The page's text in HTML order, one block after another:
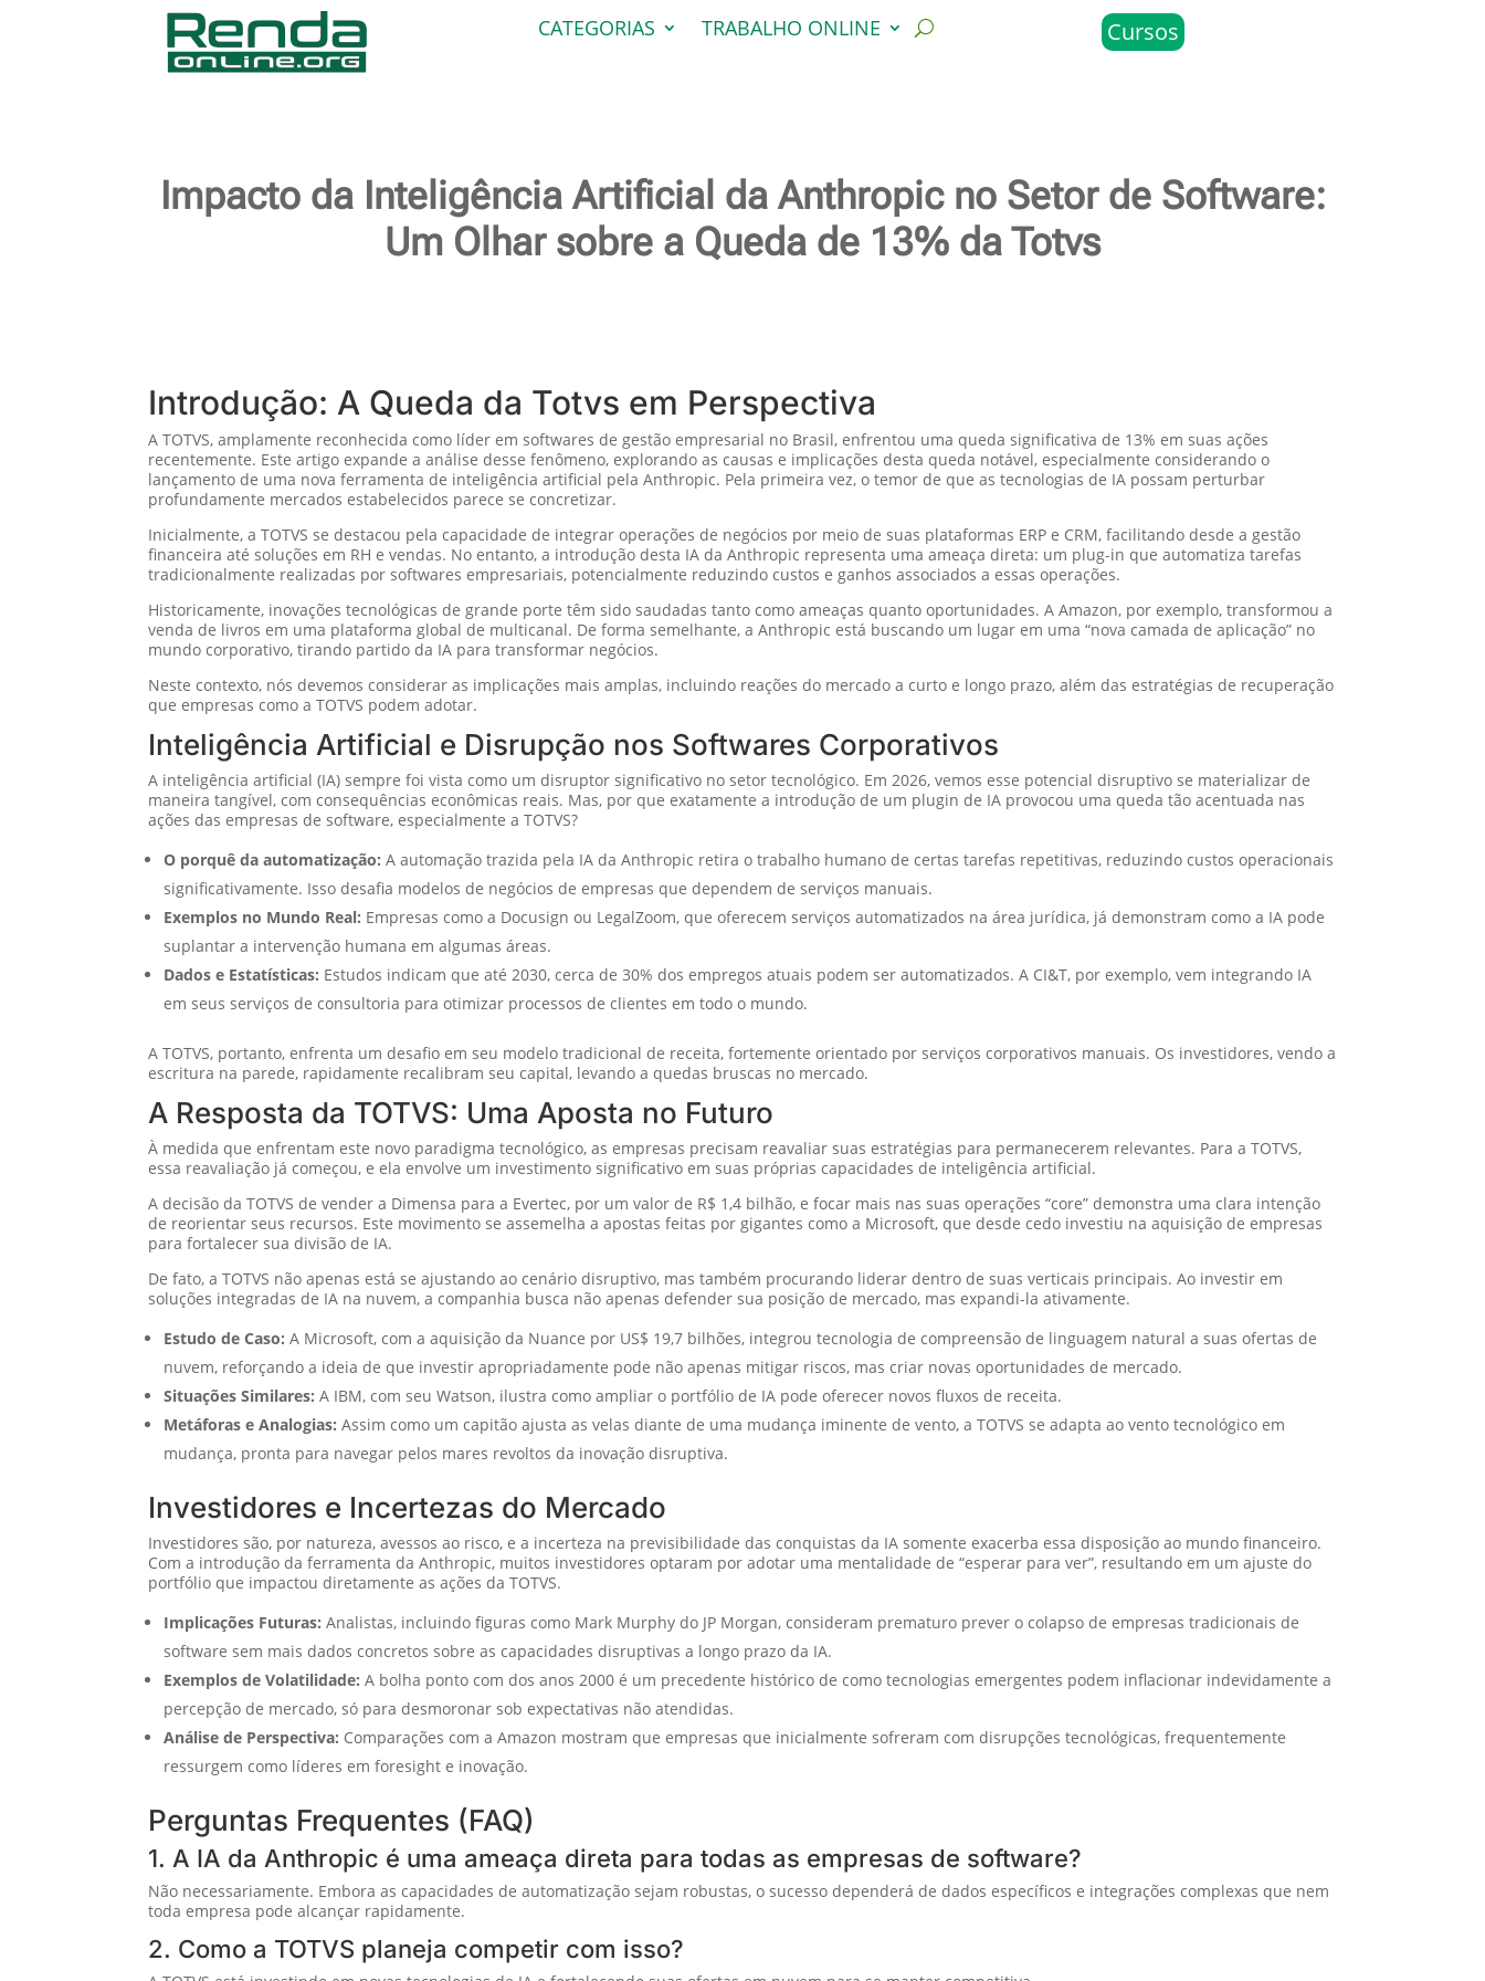
CATEGORIAS TRABALHO ONLINE Cursos
Impacto da Inteligência Artificial da Anthropic no Setor de Software:
Um Olhar sobre a Queda de 13% da Totvs
Introdução: A Queda da Totvs em Perspectiva
A TOTVS, amplamente reconhecida como líder em softwares de gestão empresarial no Brasil, enfrentou uma queda significativa de 13% em suas ações
recentemente. Este artigo expande a análise desse fenômeno, explorando as causas e implicações desta queda notável, especialmente considerando o
lançamento de uma nova ferramenta de inteligência artificial pela Anthropic. Pela primeira vez, o temor de que as tecnologias de IA possam perturbar
profundamente mercados estabelecidos parece se concretizar.
Inicialmente, a TOTVS se destacou pela capacidade de integrar operações de negócios por meio de suas plataformas ERP e CRM, facilitando desde a gestão
financeira até soluções em RH e vendas. No entanto, a introdução desta IA da Anthropic representa uma ameaça direta: um plug-in que automatiza tarefas
tradicionalmente realizadas por softwares empresariais, potencialmente reduzindo custos e ganhos associados a essas operações.
Historicamente, inovações tecnológicas de grande porte têm sido saudadas tanto como ameaças quanto oportunidades. A Amazon, por exemplo, transformou a
venda de livros em uma plataforma global de multicanal. De forma semelhante, a Anthropic está buscando um lugar em uma “nova camada de aplicação” no
mundo corporativo, tirando partido da IA para transformar negócios.
Neste contexto, nós devemos considerar as implicações mais amplas, incluindo reações do mercado a curto e longo prazo, além das estratégias de recuperação
que empresas como a TOTVS podem adotar.
Inteligência Artificial e Disrupção nos Softwares Corporativos
A inteligência artificial (IA) sempre foi vista como um disruptor significativo no setor tecnológico. Em 2026, vemos esse potencial disruptivo se materializar de
maneira tangível, com consequências econômicas reais. Mas, por que exatamente a introdução de um plugin de IA provocou uma queda tão acentuada nas
ações das empresas de software, especialmente a TOTVS?
O porquê da automatização: A automação trazida pela IA da Anthropic retira o trabalho humano de certas tarefas repetitivas, reduzindo custos operacionais
significativamente. Isso desafia modelos de negócios de empresas que dependem de serviços manuais.
Exemplos no Mundo Real: Empresas como a Docusign ou LegalZoom, que oferecem serviços automatizados na área jurídica, já demonstram como a IA pode
suplantar a intervenção humana em algumas áreas.
Dados e Estatísticas: Estudos indicam que até 2030, cerca de 30% dos empregos atuais podem ser automatizados. A CI&T, por exemplo, vem integrando IA
em seus serviços de consultoria para otimizar processos de clientes em todo o mundo.
A TOTVS, portanto, enfrenta um desafio em seu modelo tradicional de receita, fortemente orientado por serviços corporativos manuais. Os investidores, vendo a
escritura na parede, rapidamente recalibram seu capital, levando a quedas bruscas no mercado.
A Resposta da TOTVS: Uma Aposta no Futuro
À medida que enfrentam este novo paradigma tecnológico, as empresas precisam reavaliar suas estratégias para permanecerem relevantes. Para a TOTVS,
essa reavaliação já começou, e ela envolve um investimento significativo em suas próprias capacidades de inteligência artificial.
A decisão da TOTVS de vender a Dimensa para a Evertec, por um valor de R$ 1,4 bilhão, e focar mais nas suas operações “core” demonstra uma clara intenção
de reorientar seus recursos. Este movimento se assemelha a apostas feitas por gigantes como a Microsoft, que desde cedo investiu na aquisição de empresas
para fortalecer sua divisão de IA.
De fato, a TOTVS não apenas está se ajustando ao cenário disruptivo, mas também procurando liderar dentro de suas verticais principais. Ao investir em
soluções integradas de IA na nuvem, a companhia busca não apenas defender sua posição de mercado, mas expandi-la ativamente.
Estudo de Caso: A Microsoft, com a aquisição da Nuance por US$ 19,7 bilhões, integrou tecnologia de compreensão de linguagem natural a suas ofertas de
nuvem, reforçando a ideia de que investir apropriadamente pode não apenas mitigar riscos, mas criar novas oportunidades de mercado.
Situações Similares: A IBM, com seu Watson, ilustra como ampliar o portfólio de IA pode oferecer novos fluxos de receita.
Metáforas e Analogias: Assim como um capitão ajusta as velas diante de uma mudança iminente de vento, a TOTVS se adapta ao vento tecnológico em
mudança, pronta para navegar pelos mares revoltos da inovação disruptiva.
Investidores e Incertezas do Mercado
Investidores são, por natureza, avessos ao risco, e a incerteza na previsibilidade das conquistas da IA somente exacerba essa disposição ao mundo financeiro.
Com a introdução da ferramenta da Anthropic, muitos investidores optaram por adotar uma mentalidade de “esperar para ver”, resultando em um ajuste do
portfólio que impactou diretamente as ações da TOTVS.
Implicações Futuras: Analistas, incluindo figuras como Mark Murphy do JP Morgan, consideram prematuro prever o colapso de empresas tradicionais de
software sem mais dados concretos sobre as capacidades disruptivas a longo prazo da IA.
Exemplos de Volatilidade: A bolha ponto com dos anos 2000 é um precedente histórico de como tecnologias emergentes podem inflacionar indevidamente a
percepção de mercado, só para desmoronar sob expectativas não atendidas.
Análise de Perspectiva: Comparações com a Amazon mostram que empresas que inicialmente sofreram com disrupções tecnológicas, frequentemente
ressurgem como líderes em foresight e inovação.
Perguntas Frequentes (FAQ)
1. A IA da Anthropic é uma ameaça direta para todas as empresas de software?
Não necessariamente. Embora as capacidades de automatização sejam robustas, o sucesso dependerá de dados específicos e integrações complexas que nem
toda empresa pode alcançar rapidamente.
2. Como a TOTVS planeja competir com isso?